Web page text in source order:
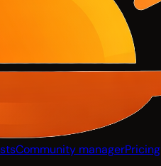
Community managerPricing